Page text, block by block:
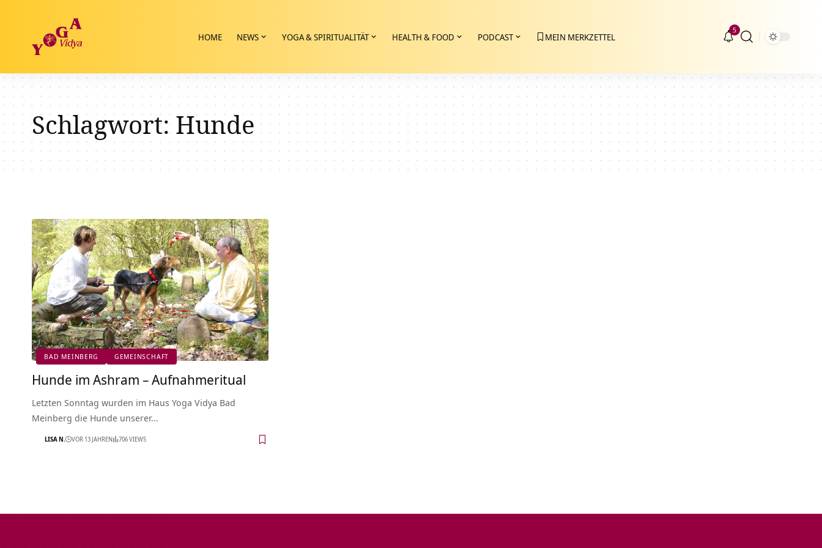
HOME NEWS YOGA & SPIRITUALITÄT HEALTH & FOOD PODCAST MEIN MERKZETTEL
5
Schlagwort:Hunde
BAD MEINBERG GEMEINSCHAFT
Hunde im Ashram – Aufnahmeritual
Letzten Sonntag wurden im Haus Yoga Vidya Bad
Meinberg die Hunde unserer…
LISA N. VOR 13 JAHREN 706 VIEWS